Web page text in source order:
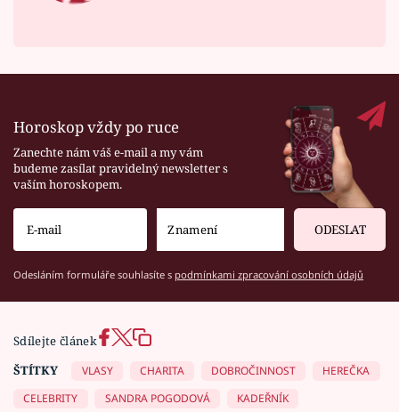
Horoskop vždy po ruce
Zanechte nám váš e-mail a my vám
budeme zasílat pravidelný newsletter s
vaším horoskopem.
ODESLAT
Odesláním formuláře souhlasíte s podmínkami zpracování osobních údajů
Sdílejte článek
ŠTÍTKY
VLASY CHARITA DOBROČINNOST
HEREČKA
CELEBRITY
SANDRA POGODOVÁ
KADEŘNÍK